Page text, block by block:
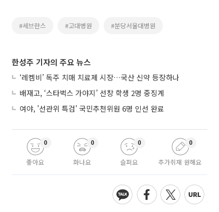
#세브란스 #고대병원 #분당서울대병원
한성주 기자의 주요 뉴스
‘레켐비’ 독주 치매 치료제 시장…국산 신약 등장하나
배재고, ‘스타벅스 가야지’ 선창 학생 2명 중징계
여야, '선관위 특검' 국민추천위원 6명 인선 완료
좋아요
0
화나요
0
슬퍼요
0
추가취재 원해요
0